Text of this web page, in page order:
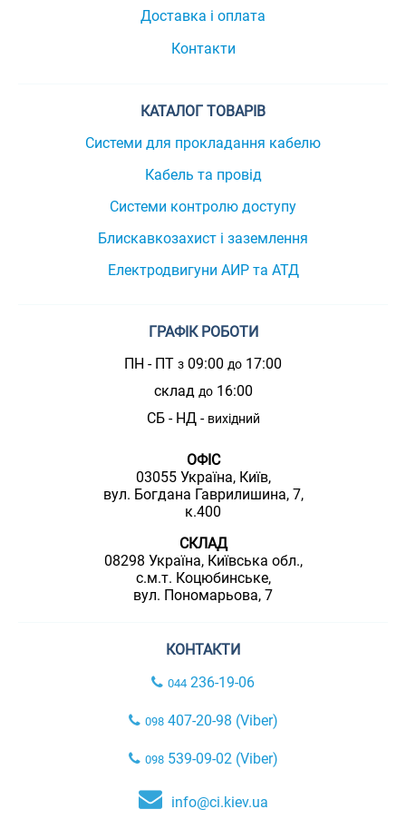
Доставка і оплата
Контакти
КАТАЛОГ ТОВАРІВ
Системи для прокладання кабелю
Кабель та провід
Системи контролю доступу
Блискавкозахист і заземлення
Електродвигуни АИР та АТД
ГРАФІК РОБОТИ
ПН - ПТ з 09:00 до 17:00
склад до16:00
СБ - НД - вихідний
ОФІС
03055 Україна, Київ,
вул. Богдана Гаврилишина, 7,
к.400
СКЛАД
08298 Україна, Київська обл.,
с.м.т. Коцюбинське,
вул. Пономарьова, 7
КОНТАКТИ
044 236-19-06
098407-20-98 (Viber)
098539-09-02 (Viber)
info@ci.kiev.ua